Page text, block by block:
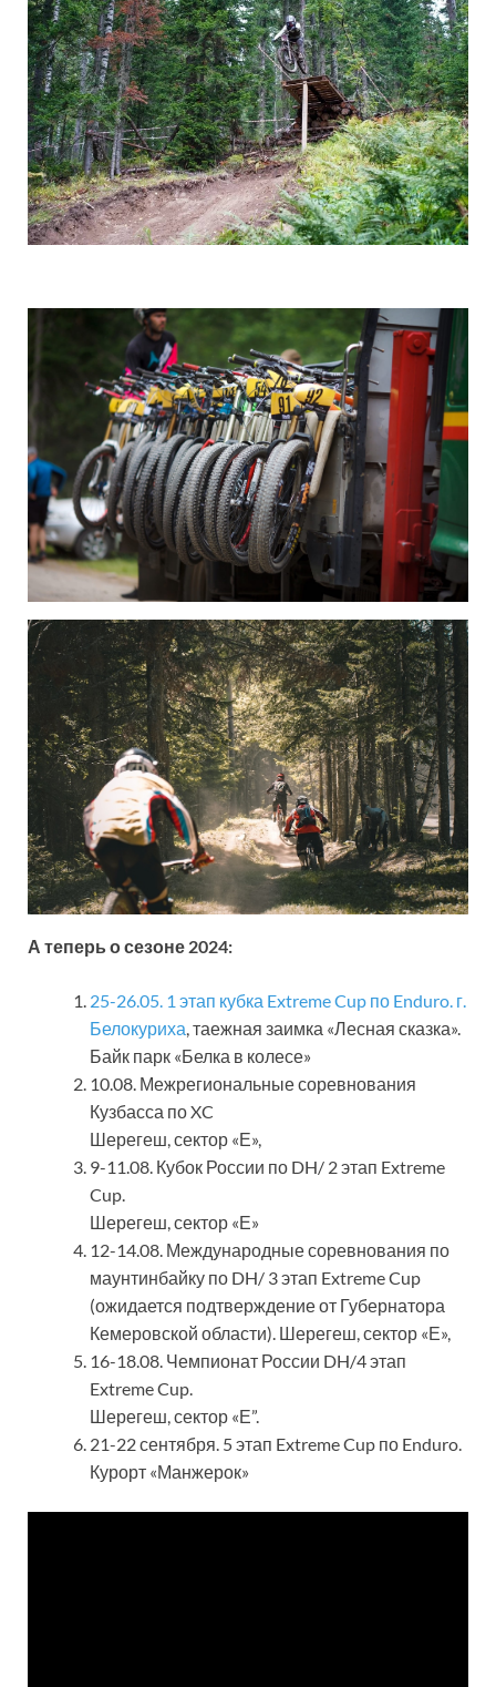
А теперь о сезоне 2024:
25-26.05. 1 этап кубка Extreme Cup по Enduro. г.
Белокуриха , таежная заимка «Лесная сказка».
Байк парк «Белка в колесе»
10.08. Межрегиональные соревнования
Кузбасса по XC
Шерегеш, сектор «Е»,
9-11.08. Кубок России по DH/ 2 этап Extreme
Cup.
Шерегеш, сектор «Е»
12-14.08. Международные соревнования по
маунтинбайку по DH/ 3 этап Extreme Cup
(ожидается подтверждение от Губернатора
Кемеровской области). Шерегеш, сектор «Е»,
16-18.08. Чемпионат России DH/4 этап
Extreme Cup.
Шерегеш, сектор «Е”.
21-22 сентября. 5 этап Extreme Cup по Enduro.
Курорт «Манжерок»